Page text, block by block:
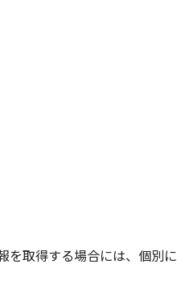
取得する場合には、個別